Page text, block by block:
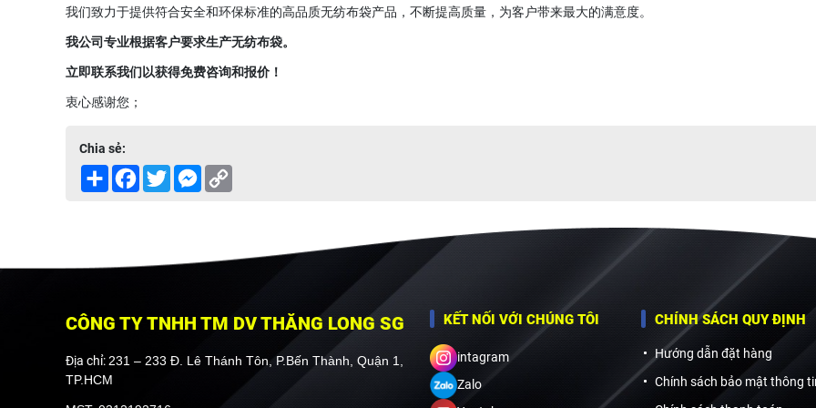
我们致力于提供符合安全和环保标准的高品质无纺布袋产品，不断提高质量，为客户带来最大的满意度。
我公司专业根据客户要求生产无纺布袋。
立即联系我们以获得免费咨询和报价！
衷心感谢您；
Chia sẻ:
Share Facebook
TwitterMessenger
CÔNG TY TNHH TM DV THĂNG LONG SG
Địa chỉ: 231 – 233 Đ. Lê Thánh Tôn, P.Bến Thành, Quận 1,
TP.HCM
KẾT NỐI VỚI CHÚNG TÔI
intagram
Zalo
CHÍNH SÁCH QUY ĐỊNH
Hướng dẫn đặt hàng
Chính sách bảo mật thông